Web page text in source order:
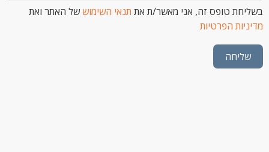
טופס זה, אני מאשר/ת אתתנאי השימוש של האתר ואת
הפרטיות